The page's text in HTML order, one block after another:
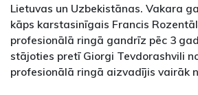
Lietuvas un Uzbekistānas. Vakara
kāps karstasinīgais Francis
profesionālā ringā gandrīz pēc 3
stājoties pretī Giorgi Tevdorashvili
profesionālā ringā aizvadījis vairāk